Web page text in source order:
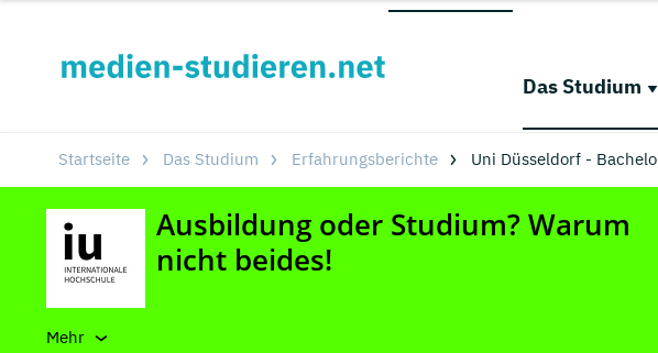
Das Studium
Startseite Das Studium Erfahrungsberichte Uni Düsseldorf -
Mehr